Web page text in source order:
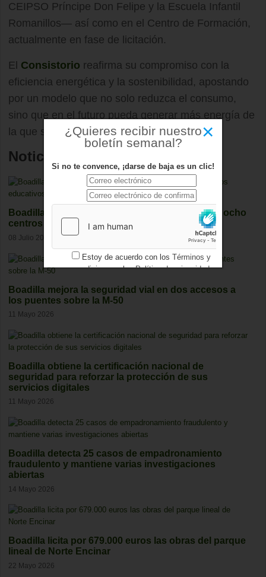
CEIPSO Príncipe Don Felipe y la Escuela Infantil
Romanillos— así como en el Centro de Formación,
actualmente en fase de licitación.
El Consistorio reafirma su compromiso con la
eficiencia energética y la sostenibilidad, apostando
por un modelo que no solo reduzca el consumo,
sino que en el futuro pueda generar más energía de
la que se utiliza en sus instalaciones.
Noticias relacionadas
Boadilla invertirá casi 600.000 euros en mejorar ocho
centros educativos
08 Julio 2026
Boadilla mejora la seguridad vial en dos accesos a
los puentes sobre la M-50
11 Mayo 2026
Boadilla obtiene la certificación nacional de
seguridad para reforzar la protección de sus
servicios digitales
11 Mayo 2026
Boadilla detecta 25 casos de empadronamiento
fraudulento y mantiene varias investigaciones
abiertas
14 Mayo 2026
Boadilla licita por 679.000 euros las obras del parque
lineal de Norte Encinar
22 Mayo 2026
×
¿Quieres recibir nuestro
boletín semanal?
Si no te convence, ¡darse de baja es un clic!
Estoy de acuerdo con los Términos y
condicionesy losPolítica de privacidad